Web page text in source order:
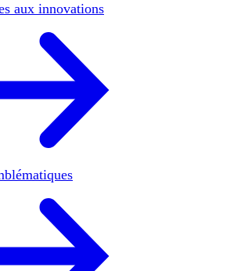
aux innovations